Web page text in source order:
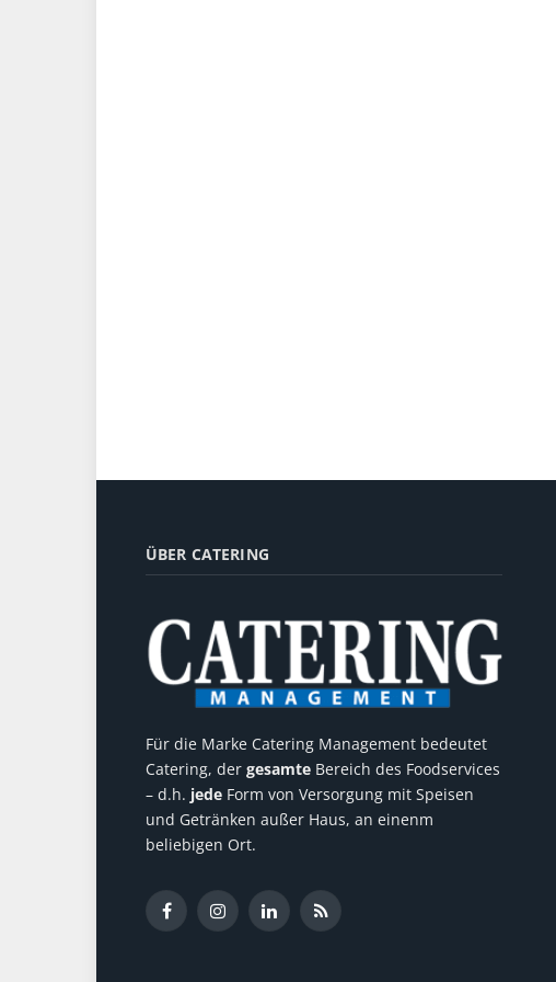
ÜBER CATERING
Für die Marke Catering Management bedeutet
Catering, der gesamte Bereich des Foodservices
– d.h. jede Form von Versorgung mit Speisen
und Getränken außer Haus, an einenm
beliebigen Ort.
FacebookInstagramLinkedInRSS